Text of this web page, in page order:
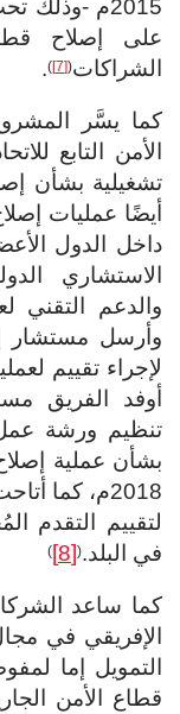
2015م -وذلك
على إصلاح
الشراكات(
[7]
)
.
كما يسَّر
الأمن التابع
تشغيلية بشأن
أيضًا عمليات
داخل الدول
الاستشاري
والدعم التقني
لإجراء تقييم
أوفد الفريق
تنظيم ورشة عمل
بشأن عملية
2018م، كما
لتقييم التقدم
في البلد.(
[8]
)
كما ساعد
الإفريقي في
التمويل إما
قطاع الأمن